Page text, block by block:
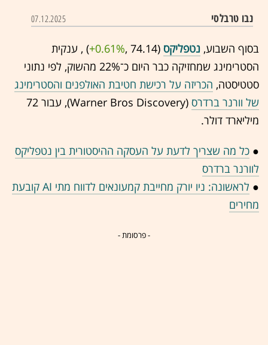
נבו טרבלסי 07.12.2025
בסוף השבוע, נטפליקס (74.14 ,‎
+0.61%‏) , ענקית
הסטרימינג שמחזיקה כבר היום כ־22% מהשוק, לפי נתוני
סטטיסטה, הכריזה על רכישת חטיבת האולפנים והסטרימינג
של וורנר ברדרס
(Warner Bros Discovery), עבור 72
מיליארד דולר.
● כל מה שצריך לדעת על העסקה ההיסטורית בין נטפליקס
לוורנר ברדרס
●
לראשונה: ניו יורק מחייבת קמעונאים לדווח מתי AI קובעת
מחירים
- פרסומת -